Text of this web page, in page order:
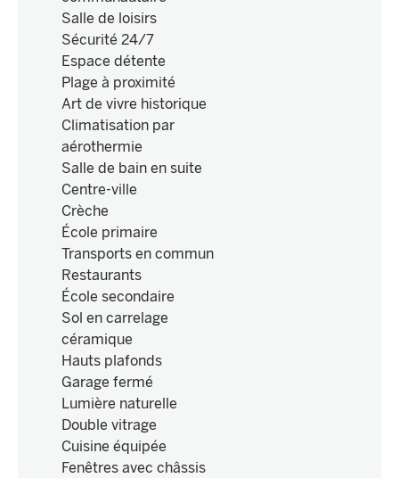
Salle de loisirs
Sécurité 24/7
Espace détente
Plage à proximité
Art de vivre historique
Climatisation par
aérothermie
Salle de bain en suite
Centre-ville
Crèche
École primaire
Transports en commun
Restaurants
École secondaire
Sol en carrelage
céramique
Hauts plafonds
Garage fermé
Lumière naturelle
Double vitrage
Cuisine équipée
Fenêtres avec châssis